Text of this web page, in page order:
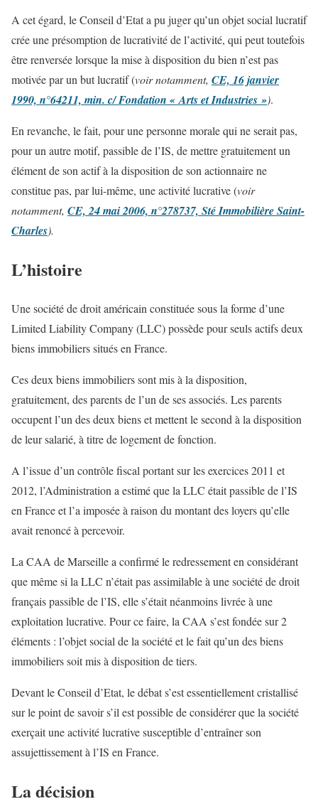
A cet égard, le Conseil d’Etat a pu juger qu’un objet social lucratif
crée une présomption de lucrativité de l’activité, qui peut toutefois
être renversée lorsque la mise à disposition du bien n’est pas
motivée par un but lucratif (voir notamment, CE, 16 janvier
1990, n°64211, min. c/ Fondation « Arts et Industries »).
En revanche, le fait, pour une personne morale qui ne serait pas,
pour un autre motif, passible de l’IS, de mettre gratuitement un
élément de son actif à la disposition de son actionnaire ne
constitue pas, par lui-même, une activité lucrative (voir
notamment, CE, 24 mai 2006, n°278737, Sté Immobilière Saint-
Charles).
L’histoire
Une société de droit américain constituée sous la forme d’une
Limited Liability Company (LLC) possède pour seuls actifs deux
biens immobiliers situés en France.
Ces deux biens immobiliers sont mis à la disposition,
gratuitement, des parents de l’un de ses associés. Les parents
occupent l’un des deux biens et mettent le second à la disposition
de leur salarié, à titre de logement de fonction.
A l’issue d’un contrôle fiscal portant sur les exercices 2011 et
2012, l’Administration a estimé que la LLC était passible de l’IS
en France et l’a imposée à raison du montant des loyers qu’elle
avait renoncé à percevoir.
La CAA de Marseille a confirmé le redressement en considérant
que même si la LLC n’était pas assimilable à une société de droit
français passible de l’IS, elle s’était néanmoins livrée à une
exploitation lucrative. Pour ce faire, la CAA s’est fondée sur 2
éléments : l’objet social de la société et le fait qu’un des biens
immobiliers soit mis à disposition de tiers.
Devant le Conseil d’Etat, le débat s’est essentiellement cristallisé
sur le point de savoir s’il est possible de considérer que la société
exerçait une activité lucrative susceptible d’entraîner son
assujettissement à l’IS en France.
La décision